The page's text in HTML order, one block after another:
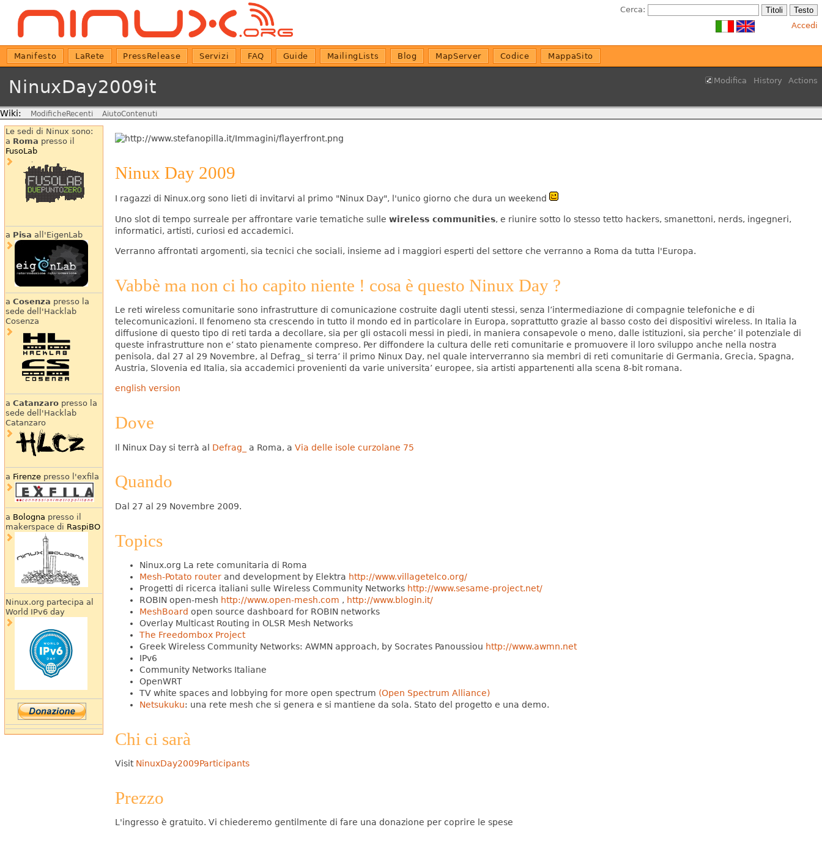
Cerca:
Accedi
Manifesto LaRete PressRelease Servizi FAQ Guide MailingLists Blog MapServer Codice MappaSito
Modifica History Actions
NinuxDay2009it
Wiki: ModificheRecenti AiutoContenuti
Le sedi di Ninux sono:
a Roma presso il
FusoLab
a Pisa all'EigenLab
a Cosenza presso la
sede dell'Hacklab
Cosenza
a Catanzaropresso la
sede dell'Hacklab
Catanzaro
a Firenzepresso l'exfila
a Bologna presso il
makerspace di RaspiBO
Ninux.org partecipa al
World IPv6 day
Ninux Day 2009
I ragazzi di Ninux.org sono lieti di invitarvi al primo "Ninux Day", l'unico giorno che dura un weekend
Uno slot di tempo surreale per affrontare varie tematiche sulle wireless communities, e riunire sotto lo stesso tetto hackers, smanettoni, nerds, ingegneri,
informatici, artisti, curiosi ed accademici.
Verranno affrontati argomenti, sia tecnici che sociali, insieme ad i maggiori esperti del settore che verranno a Roma da tutta l'Europa.
Vabbè ma non ci ho capito niente ! cosa è questo Ninux Day ?
Le reti wireless comunitarie sono infrastrutture di comunicazione costruite dagli utenti stessi, senza l’intermediazione di compagnie telefoniche e di
telecomunicazioni. Il fenomeno sta crescendo in tutto il mondo ed in particolare in Europa, soprattutto grazie al basso costo dei dispositivi wireless. In Italia la
diffusione di questo tipo di reti tarda a decollare, sia per gli ostacoli messi in piedi, in maniera consapevole o meno, dalle istituzioni, sia perche’ il potenziale di
queste infrastrutture non e’ stato pienamente compreso. Per diffondere la cultura delle reti comunitarie e promuovere il loro sviluppo anche nella nostra
penisola, dal 27 al 29 Novembre, al Defrag_ si terra’ il primo Ninux Day, nel quale interverranno sia membri di reti comunitarie di Germania, Grecia, Spagna,
Austria, Slovenia ed Italia, sia accademici provenienti da varie universita’ europee, sia artisti appartenenti alla scena 8-bit romana.
english version
Dove
Il Ninux Day si terrà al Defrag_ a Roma, a Via delle isole curzolane 75
Quando
Dal 27 al 29 Novembre 2009.
Topics
Ninux.org La rete comunitaria di Roma
Mesh-Potato routerand development by Elektra http://www.villagetelco.org/
Progetti di ricerca italiani sulle Wireless Community Networks http://www.sesame-project.net/
ROBIN open-mesh http://www.open-mesh.com , http://www.blogin.it/
MeshBoard open source dashboard for ROBIN networks
Overlay Multicast Routing in OLSR Mesh Networks
The Freedombox Project
Greek Wireless Community Networks: AWMN approach, by Socrates Panoussiou http://www.awmn.net
IPv6
Community Networks Italiane
OpenWRT
TV white spaces and lobbying for more open spectrum (Open Spectrum Alliance)
Netsukuku: una rete mesh che si genera e si mantiene da sola. Stato del progetto e una demo.
Chi ci sarà
Visit NinuxDay2009Participants
Prezzo
L'ingresso è gratuito. Vi chiederemo gentilmente di fare una donazione per coprire le spese